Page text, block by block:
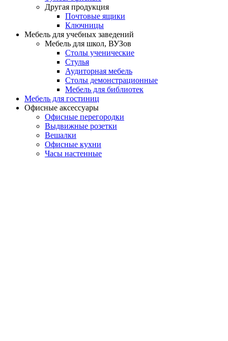
Другая продукция
Почтовые ящики
Ключницы
Мебель для учебных заведений
Мебель для школ, ВУЗов
Столы ученические
Стулья
Аудиторная мебель
Столы демонстрационные
Мебель для библиотек
Мебель для гостиниц
Офисные аксессуары
Офисные перегородки
Выдвижные розетки
Вешалки
Офисные кухни
Часы настенные